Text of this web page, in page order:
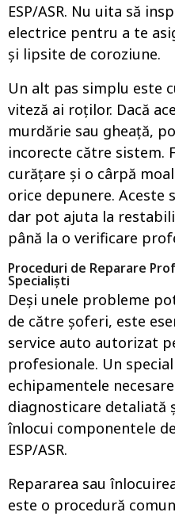
ESP/ASR. Nu uita să
electrice pentru a te
și lipsite de coroziune.
Un alt pas simplu este
viteză ai roților. Dacă
murdărie sau gheață,
incorecte către sistem.
curățare și o cârpă
orice depunere.
dar pot ajuta la
până la o verificare
Proceduri de Reparare
Specialiști
Deși unele probleme
de către șoferi, este
service auto autorizat
profesionale. Un
echipamentele
diagnosticare detaliată
înlocui componentele
ESP/ASR.
Repararea sau
este o procedură